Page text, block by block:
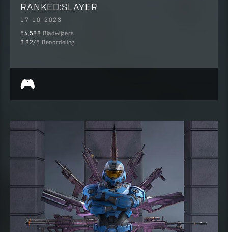
RANKED:SLAYER
17-10-2023
54,588 Bladwijzers
3.82/5 Beoordeling